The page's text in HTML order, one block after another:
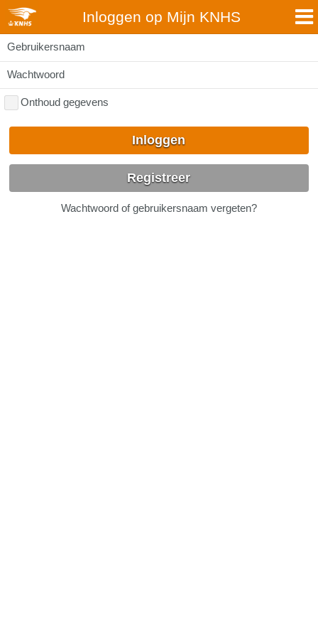
Inloggen op Mijn KNHS
Gebruikersnaam
Wachtwoord
Onthoud gegevens
Inloggen
Registreer
Wachtwoord of gebruikersnaam vergeten?